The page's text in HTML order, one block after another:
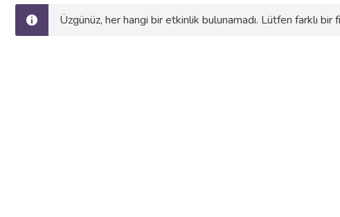
Üzgünüz, her hangi bir etkinlik bulunamadı. Lütfen farklı bir